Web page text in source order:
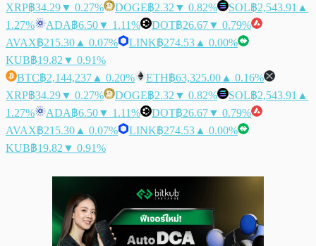
XRP฿34.29▼ 0.27% DOGE฿2.32 ▼ 0.82% SOL฿2,543.91 ▲
1.27%
ADA฿6.50▼ 1.11% DOT฿26.67▼ 0.79%
AVAX฿215.30 ▲ 0.07% LINK฿274.53 ▲ 0.00%
KUB฿19.82 ▼ 0.91%
BTC฿2,144,237 ▲ 0.20% ETH฿63,325.00 ▲ 0.16%
XRP฿34.29▼ 0.27% DOGE฿2.32 ▼ 0.82% SOL฿2,543.91 ▲
1.27%
ADA฿6.50▼ 1.11% DOT฿26.67▼ 0.79%
AVAX฿215.30 ▲ 0.07% LINK฿274.53 ▲ 0.00%
KUB฿19.82 ▼ 0.91%